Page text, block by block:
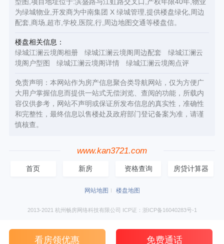
型图,项目地址位于:滨盛路与江虹路交叉口,产权年限40年,物业
为绿城物业,开发商为中南集团 X 绿城管理,提供楼盘绿化,周边
配套,商场,超市,学校,医院,行,周边地图交通等楼盘信。
楼盘相关信息：
绿城江澜云境阁相册
绿城江澜云境阁周边配套
绿城江澜云
境阁户型图
绿城江澜云境阁详情 绿城江澜云境阁点评
免责声明：本网站作为房产信息聚合类导航网站，仅为方便广
大用户掌握信息而提供一站式无偿浏览、查阅的功能，所载内
容仅供参考，网站不声明或保证所发布信息的真实性，准确性
和完整性，最终信息以售楼处及政府部门登记备案为准，请谨
慎核查。
www.kan3721.com
首页 新房 资格查询 房贷计算器
网站地图 楼盘地图
2013-2021 杭州畅房网络科技有限公司 ICP证：浙ICP备16040283号-1
看房领优惠 免费通话